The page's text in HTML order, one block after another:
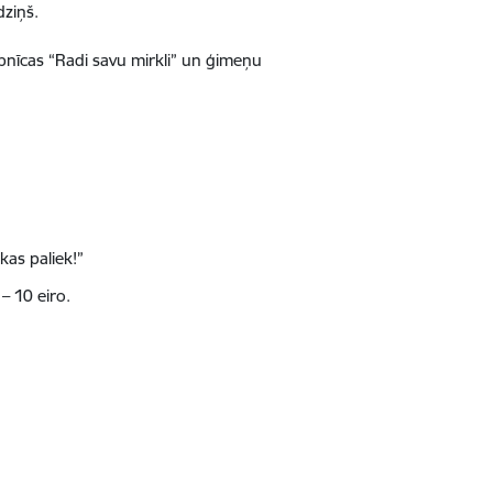
“Radi savu mirkli” un ģimeņu
paliek!”
10 eiro.